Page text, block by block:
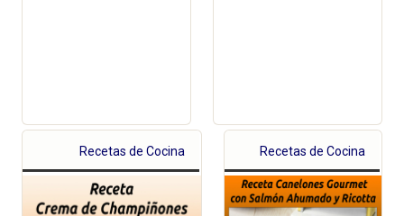
Recetas de Cocina Recetas de Cocina